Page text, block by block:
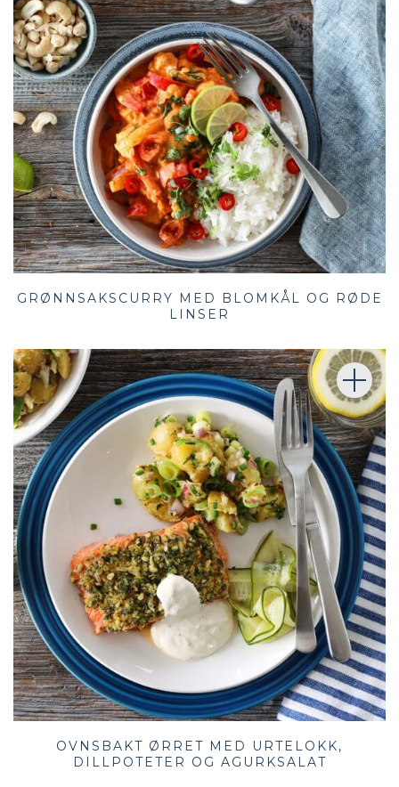
GRØNNSAKSCURRY MED BLOMKÅL OG RØDE
LINSER
OVNSBAKT ØRRET MED URTELOKK,
DILLPOTETER OG AGURKSALAT